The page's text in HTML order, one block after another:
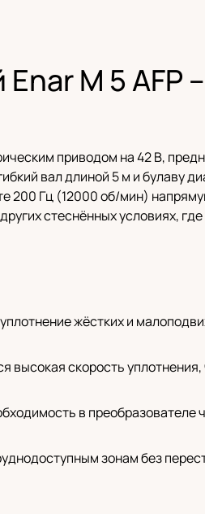
M 5 AFP
приводом на 42 В,
вал длиной 5 м и булаву
200 Гц (12000 об/мин)
стеснённых условиях,
жёстких и
высокая скорость
в
зонам без